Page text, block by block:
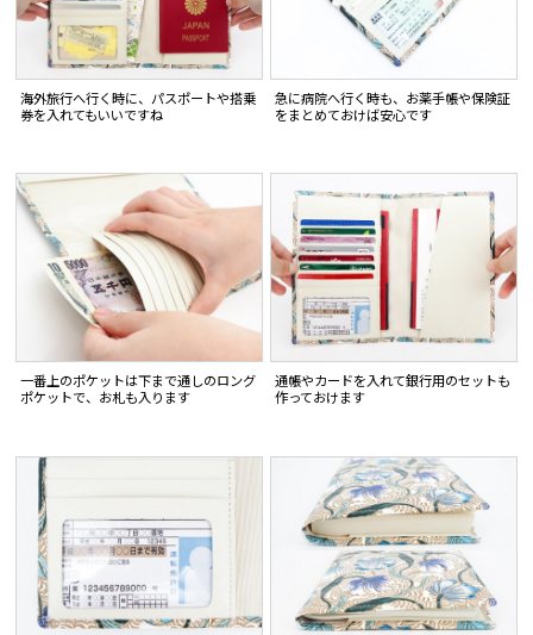
海外旅行へ行く時に、パスポートや搭乗
券を入れてもいいですね
急に病院へ行く時も、お薬手帳や保険証
をまとめておけば安心です
一番上のポケットは下まで通しのロング
ポケットで、お札も入ります
通帳やカードを入れて銀行用のセットも
作っておけます